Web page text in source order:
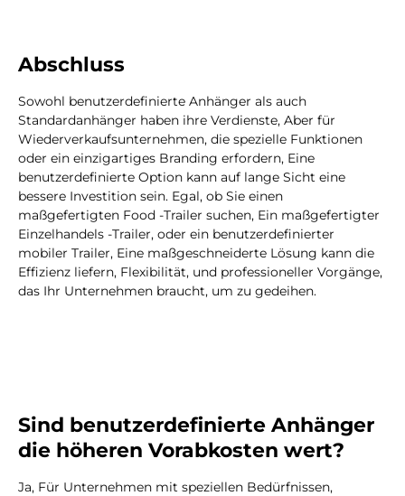
Abschluss
Sowohl benutzerdefinierte Anhänger als auch
Standardanhänger haben ihre Verdienste, Aber für
Wiederverkaufsunternehmen, die spezielle Funktionen
oder ein einzigartiges Branding erfordern, Eine
benutzerdefinierte Option kann auf lange Sicht eine
bessere Investition sein. Egal, ob Sie einen
maßgefertigten Food -Trailer suchen, Ein maßgefertigter
Einzelhandels -Trailer, oder ein benutzerdefinierter
mobiler Trailer, Eine maßgeschneiderte Lösung kann die
Effizienz liefern, Flexibilität, und professioneller Vorgänge,
das Ihr Unternehmen braucht, um zu gedeihen.
Sind benutzerdefinierte Anhänger
die höheren Vorabkosten wert?
Ja, Für Unternehmen mit speziellen Bedürfnissen,